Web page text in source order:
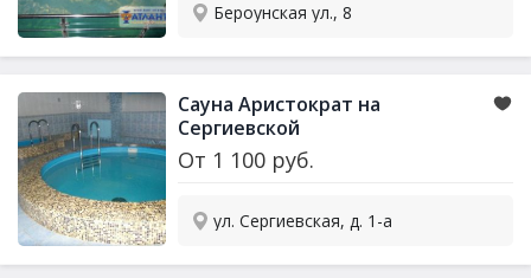
Бероунская ул., 8
Сауна Аристократ на
Сергиевской
От 1 100 руб.
ул. Сергиевская, д. 1-а